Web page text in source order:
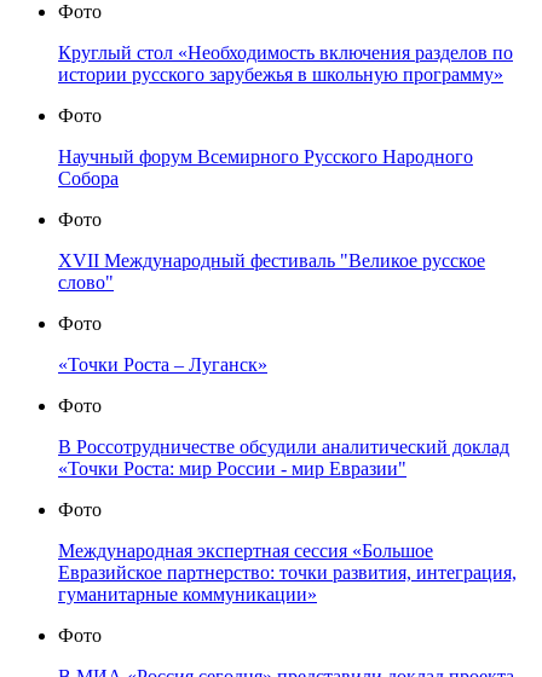
Фото
Круглый стол «Необходимость включения разделов по
истории русского зарубежья в школьную программу»
Фото
Научный форум Всемирного Русского Народного
Собора
Фото
XVII Международный фестиваль "Великое русское
слово"
Фото
«Точки Роста – Луганск»
Фото
В Россотрудничестве обсудили аналитический доклад
«Точки Роста: мир России - мир Евразии"
Фото
Международная экспертная сессия «Большое
Евразийское партнерство: точки развития, интеграция,
гуманитарные коммуникации»
Фото